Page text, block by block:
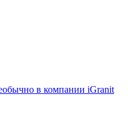
в компании iGranit